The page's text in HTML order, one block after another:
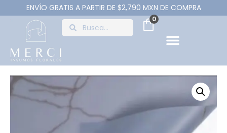
ENVÍO GRATIS A PARTIR DE $2,790 MXN DE COMPRA
0